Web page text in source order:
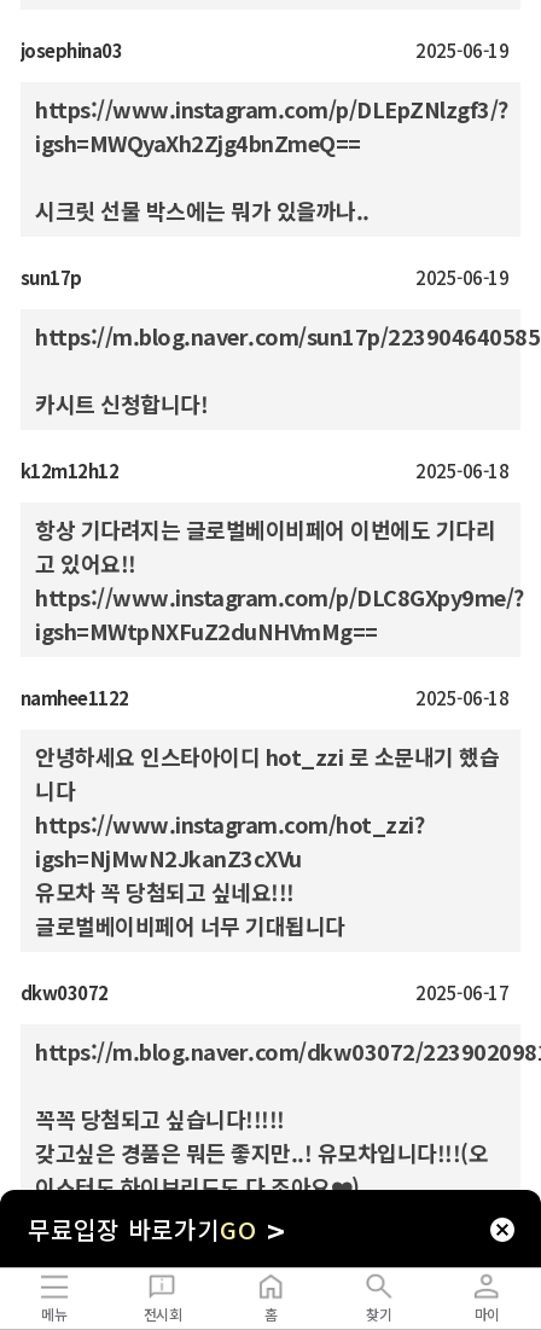
무료입장 바로가기GO >
josephina03 2025-06-19
https://www.instagram.com/p/DLEpZNlzgf3/?
igsh=MWQyaXh2Zjg4bnZmeQ==
시크릿 선물 박스에는 뭐가 있을까나..
sun17p 2025-06-19
https://m.blog.naver.com/sun17p/223904640585
카시트 신청합니다!
k12m12h12 2025-06-18
항상 기다려지는 글로벌베이비페어 이번에도 기다리
고 있어요!!
https://www.instagram.com/p/DLC8GXpy9me/?
igsh=MWtpNXFuZ2duNHVmMg==
namhee1122 2025-06-18
안녕하세요 인스타아이디 hot_zzi 로 소문내기 했습
니다
https://www.instagram.com/hot_zzi?
igsh=NjMwN2JkanZ3cXVu
유모차 꼭 당첨되고 싶네요!!!
글로벌베이비페어 너무 기대됩니다
dkw03072 2025-06-17
https://m.blog.naver.com/dkw03072/
꼭꼭 당첨되고 싶습니다!!!!!
갖고싶은 경품은 뭐든 좋지만..! 유모차입니다!!!(오
이스터도 하이브리드도 다 조아요❤️)
11월 2일에 태어날 한방이 아빠입니다.
메뉴 전시회 홈 찾기 마이